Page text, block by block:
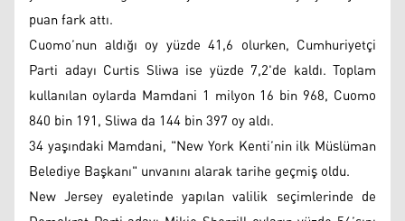
puan fark attı.
Cuomo’nun aldığı oy yüzde 41,6 olurken, Cumhuriyetçi
Parti adayı Curtis Sliwa ise yüzde 7,2'de kaldı. Toplam
kullanılan oylarda Mamdani 1 milyon 16 bin 968, Cuomo
840 bin 191, Sliwa da 144 bin 397 oy aldı.
34 yaşındaki Mamdani, "New York Kenti’nin ilk Müslüman
Belediye Başkanı" unvanını alarak tarihe geçmiş oldu.
New Jersey eyaletinde yapılan valilik seçimlerinde de